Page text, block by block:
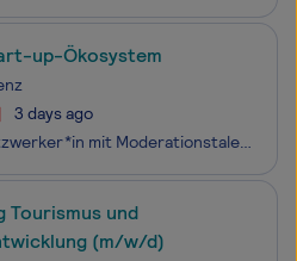
up-Ökosystem
3 days ago
Sie sind ein*e Netzwerker*in mit Moderationstalent und fühlen sich auf Veranstaltungen ebenso wohl wie im Austausch mit Start-ups , Wirtschaft und Wissenschaft? Dann suchen wir Sie als Manager*in Start-up-Ökosystem Abteilung Transfer | Standort Koblenz | Vollzeit (39 Std./Woche) | ab 01.09.2026 | u
Tourismus und
(m/w/d)